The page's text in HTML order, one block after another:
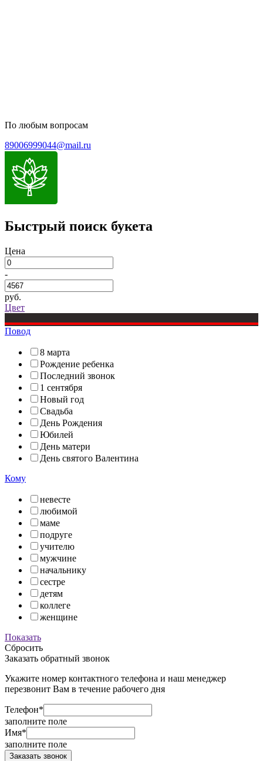
По любым вопросам
89006999044@mail.ru
Быстрый поиск букета
Цена
-
руб.
Цвет
Повод
8 марта
Рождение ребенка
Последний звонок
1 сентября
Новый год
Свадьба
День Рождения
Юбилей
День матери
День святого Валентина
Кому
невесте
любимой
маме
подруге
учителю
мужчине
начальнику
сестре
детям
коллеге
женщине
Показать
Сбросить
Заказать обратный звонок
Укажите номер контактного телефона и наш менеджер
перезвонит Вам в течение рабочего дня
Телефон*
заполните поле
Имя*
заполните поле